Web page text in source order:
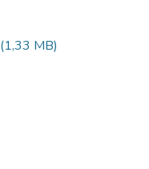
(1,33 MB)